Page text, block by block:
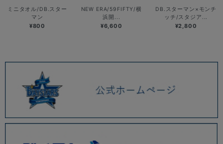
ミニタオル/DB.スター
マン
¥800
NEW ERA/59FIFTY/横
浜開...
¥6,600
DB.スターマン×モンチ
ッチ/スタジア...
¥2,800